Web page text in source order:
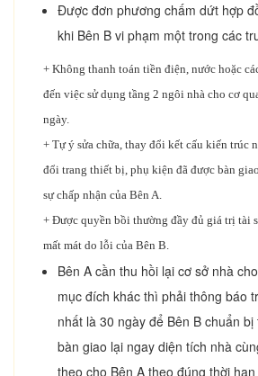
Được đơn phương chấm dứt hợp
khi Bên B vi phạm một trong các
+ Không thanh toán tiền điện, nước hoặc
đến việc sử dụng tầng 2 ngôi nhà cho cơ
ngày.
+ Tự ý sửa chữa, thay đổi kết cấu kiến trúc
đổi trang thiết bị, phụ kiện đã được bàn
sự chấp nhận của Bên A.
+ Được quyền bồi thường đầy đủ giá trị tài
mất mát do lỗi của Bên B.
Bên A cần thu hồi lại cơ sở nhà
mục đích khác thì phải thông báo
nhất là 30 ngày để Bên B chuẩn
bàn giao lại ngay diện tích nhà
theo cho Bên A theo đúng thời